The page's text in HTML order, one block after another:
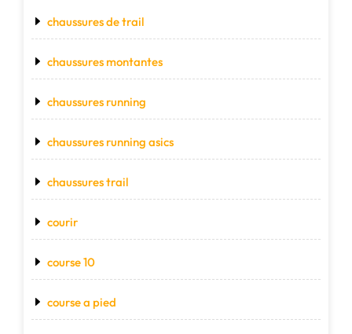
chaussures de trail
chaussures montantes
chaussures running
chaussures running asics
chaussures trail
courir
course 10
course a pied